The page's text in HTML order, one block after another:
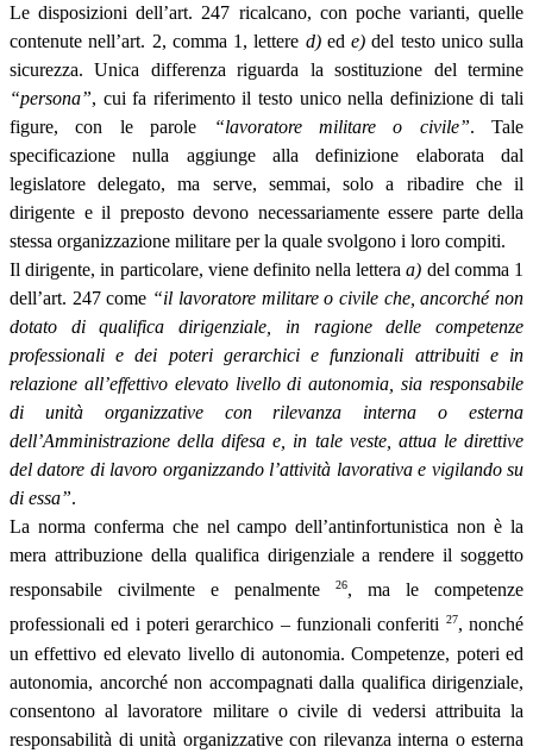
Le disposizioni dell’art. 247 ricalcano, con poche varianti, quelle
contenute nell’art. 2, comma 1, lettere d)ed e) del testo unico sulla
sicurezza. Unica differenza riguarda la sostituzione del termine
“persona”, cui fa riferimento il testo unico nella definizione di tali
figure, con le parole
“lavoratore militare o civile”. Tale
specificazione nulla aggiunge alla definizione elaborata dal
legislatore delegato, ma serve, semmai, solo a ribadire che il
dirigente e il preposto devono necessariamente essere parte della
stessa organizzazione militare per la quale svolgono i loro compiti.
Il dirigente, in particolare, viene definito nella letteraa) del comma 1
dell’art. 247 come “il lavoratore militare o civile che, ancorché non
dotato di qualifica dirigenziale, in ragione delle competenze
professionali e dei poteri gerarchici e funzionali attribuiti e in
relazione all’effettivo elevato livello di autonomia, sia responsabile
di unità organizzative con rilevanza interna o esterna
dell’Amministrazione della difesa e, in tale veste, attua le direttive
del datore di lavoro organizzando l’attività lavorativa e vigilando su
di essa”.
La norma conferma che nel campo dell’antinfortunistica non è la
mera attribuzione della qualifica dirigenziale a rendere il soggetto
responsabile civilmente e penalmente
26, ma le competenze
professionali ed i poteri gerarchico – funzionali conferiti 27, nonché
un effettivo ed elevato livello di autonomia. Competenze, poteri ed
autonomia, ancorché non accompagnati dalla qualifica dirigenziale,
consentono al lavoratore militare o civile di vedersi attribuita la
responsabilità di unità organizzative con rilevanza interna o esterna